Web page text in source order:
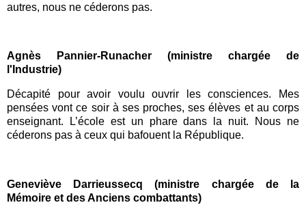
autres, nous ne céderons pas.
Agnès Pannier-Runacher (ministre chargée de
l'Industrie)
Décapité pour avoir voulu ouvrir les consciences. Mes
pensées vont ce soir à ses proches, ses élèves et au corps
enseignant. L’école est un phare dans la nuit. Nous ne
céderons pas à ceux qui bafouent la République.
Geneviève Darrieussecq (ministre chargée de la
Mémoire et des Anciens combattants)